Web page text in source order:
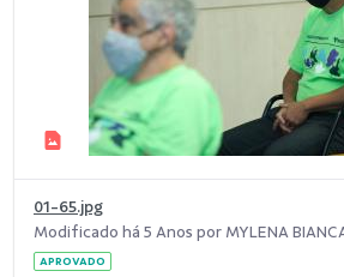
01-65.jpg
APROVADO